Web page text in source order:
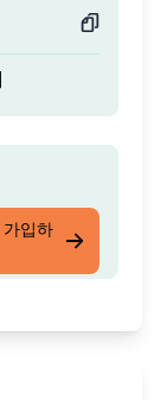
입하